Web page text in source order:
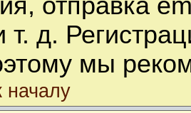
отправка
т. д.
мы
началу